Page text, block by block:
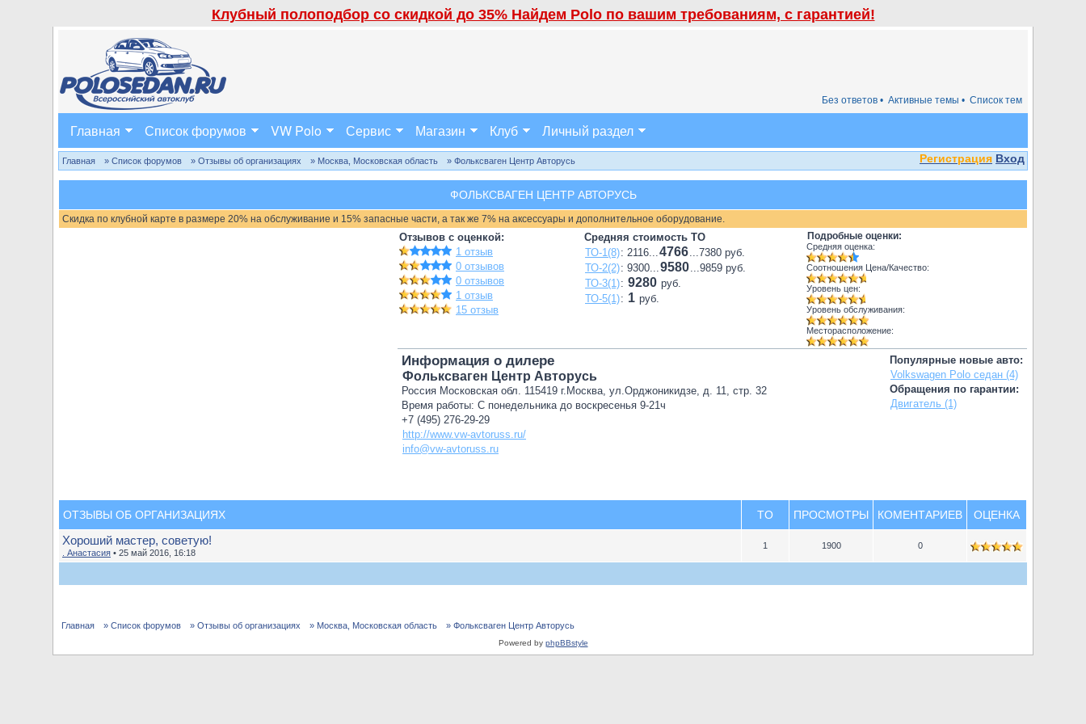
Клубный полоподбор со скидкой до 35% Найдем Polo по вашим требованиям, с гарантией!
Список тем
Активные темы •
Без ответов •
Главная Список форумов VW Polo Сервис Магазин Клуб Личный раздел
Регистрация Вход
Главная » Список форумов » Отзывы об организациях » Москва, Московская область » Фольксваген Центр Авторусь
ФОЛЬКСВАГЕН ЦЕНТР АВТОРУСЬ
Скидка по клубной карте в размере 20% на обслуживание и 15% запасные части, а так же 7% на аксессуары и дополнительное оборудование.
Отзывов с оценкой:
1 отзыв
0 отзывов
0 отзывов
1 отзыв
15 отзыв
Средняя стоимость ТО
ТО-1(8): 2116...4766...7380 руб.
ТО-2(2): 9300...9580...9859 руб.
ТО-3(1): 9280 руб.
ТО-5(1): 1 руб.
Подробные оценки:
Средняя оценка:
Соотношения Цена/Качество:
Уровень цен:
Уровень обслуживания:
Месторасположение:
Популярные новые авто:
Volkswagen Polo седан (4)
Обращения по гарантии:
Двигатель (1)
Информация о дилере
Фольксваген Центр Авторусь
Россия Московская обл. 115419 г.Москва, ул.Орджоникидзе, д. 11, стр. 32
Время работы: С понедельника до воскресенья 9-21ч
+7 (495) 276-29-29
http://www.vw-avtoruss.ru/
info@vw-avtoruss.ru
ОТЗЫВЫ ОБ ОРГАНИЗАЦИЯХ TO ПРОСМОТРЫ КОМЕНТАРИЕВ ОЦЕНКА
Хороший мастер, советую!
. Анастасия • 25 май 2016, 16:18
1 1900 0
Главная » Список форумов » Отзывы об организациях » Москва, Московская область » Фольксваген Центр Авторусь
Powered by phpBBstyle